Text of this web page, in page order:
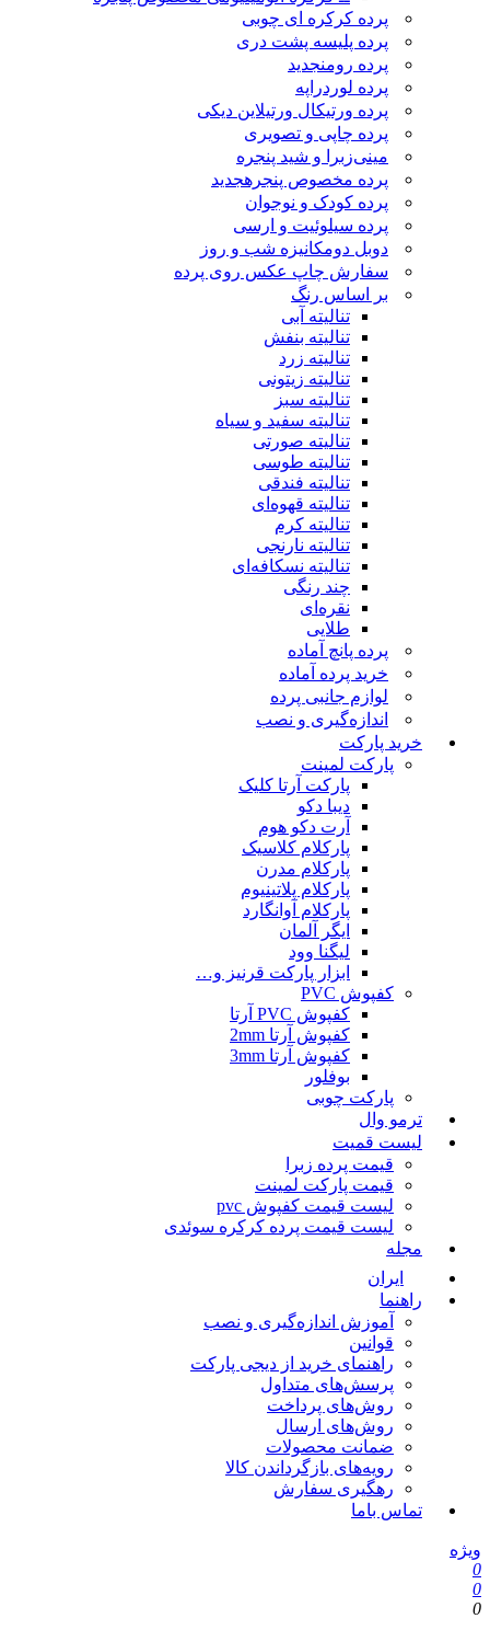
پرده کرکره ای چوبی
پرده پلیسه پشت دری
پرده رومنجدید
پرده لوردراپه
پرده ورتیکال ورتیلاین دیکی
پرده چاپی و تصویری
مینی‌زبرا و شید پنجره
پرده مخصوص پنجرهجدید
پرده کودک و نوجوان
پرده سیلوئیت و ارسی
دوبل دومکانیزه شب و روز
سفارش چاپ عکس روی پرده
بر اساس رنگ
تنالیته آبی
تنالیته بنفش
تنالیته زرد
تنالیته زیتونی
تنالیته سبز
تنالیته سفید و سیاه
تنالیته صورتی
تنالیته طوسی
تنالیته فندقی
تنالیته قهوه‌ای
تنالیته کرم
تنالیته نارنجی
تنالیته نسکافه‌ای
چند رنگی
نقره‌ای
طلایی
پرده پانچ آماده
خرید پرده آماده
لوازم جانبی پرده
اندازه‌گیری و نصب
خرید پارکت
پارکت لمینت
پارکت آرتا کلیک
دیبا دکو
آرت دکو هوم
پارکلام کلاسیک
پارکلام مدرن
پارکلام پلاتینیوم
پارکلام آوانگارد
ایگر آلمان
لیگنا وود
ابزار پارکت قرنیز و…
کفپوش PVC
کفپوش PVC آرتا
کفپوش آرتا 2mm
کفپوش آرتا 3mm
بوفلور
پارکت چوبی
ترمو وال
لیست قمیت
قیمت پرده زبرا
قیمت پارکت لمینت
لیست قیمت کفپوش pvc
لیست قیمت پرده کرکره سوئدی
مجله
ایران
راهنما
آموزش اندازه‌گیری و نصب
قوانین
راهنمای خرید از دیجی پارکت
پرسش‌های متداول
روش‌های پرداخت
روش‌های ارسال
ضمانت محصولات
رویه‌های بازگرداندن کالا
رهگیری سفارش
تماس باما
ویژه
0
0
0